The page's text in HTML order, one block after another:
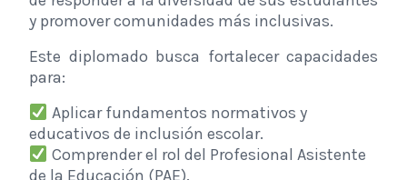
y promover comunidades más inclusivas.
Este diplomado busca fortalecer capacidades
para:
Aplicar fundamentos normativos y
educativos de inclusión escolar.
Comprender el rol del Profesional Asistente
de la Educación (PAE).